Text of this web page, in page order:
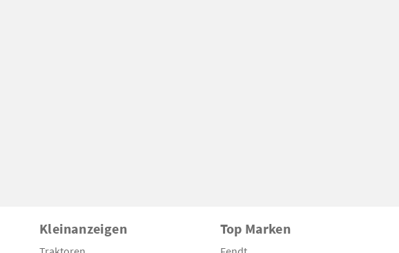
Kleinanzeigen Top Marken